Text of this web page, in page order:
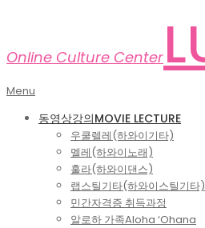
Online Culture Center
Primary
Menu
Menu
동영상강의MOVIE LECTURE
우쿨렐레(하와이기타)
멜레(하와이노래)
훌라(하와이댄스)
랩스틸기타(하와이스틸기타)
민간자격증 취득과정
알로하 가족Aloha ‘Ohana